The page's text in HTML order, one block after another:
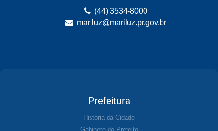
(44) 3534-8000
mariluz@mariluz.pr.gov.br
Prefeitura
História da Cidade
Gabinete do Prefeito